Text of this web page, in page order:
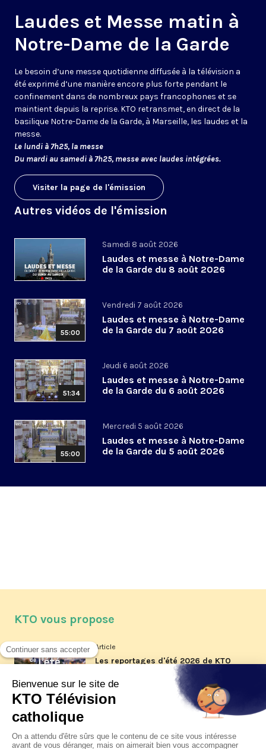
Laudes et Messe matin à
Notre-Dame de la Garde
Le besoin d’une messe quotidienne diffusée à la télévision a
été exprimé d’une manière encore plus forte pendant le
confinement dans de nombreux pays francophones et se
maintient depuis la reprise. KTO retransmet, en direct de la
basilique Notre-Dame de la Garde, à Marseille, les laudes et la
messe.
Le lundi à 7h25, la messe
Du mardi au samedi à 7h25, messe avec laudes intégrées.
Visiter la page de l'émission
Autres vidéos de l'émission
Samedi 8 août 2026
Laudes et messe à Notre-Dame
de la Garde du 8 août 2026
55:00
Vendredi 7 août 2026
Laudes et messe à Notre-Dame
de la Garde du 7 août 2026
51:34
Jeudi 6 août 2026
Laudes et messe à Notre-Dame
de la Garde du 6 août 2026
55:00
Mercredi 5 août 2026
Laudes et messe à Notre-Dame
de la Garde du 5 août 2026
KTO vous propose
Article
Les reportages d'été 2026 de KTO
Article
La visite pastorale du pape Léon
jeudi 6 août